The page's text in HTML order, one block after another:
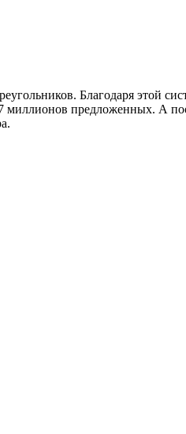
Благодаря этой
предложенных. А